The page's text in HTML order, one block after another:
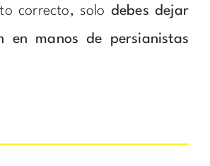
correcto, solo debes dejar
en manos de persianistas